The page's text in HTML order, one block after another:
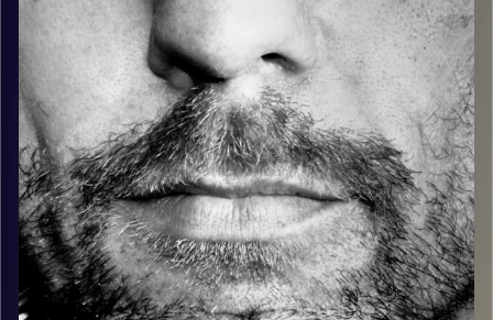
כל מה שחי, אמיתי ונושם.
עם שמוליק רגב.
קרדיט תמונות: David Goehring